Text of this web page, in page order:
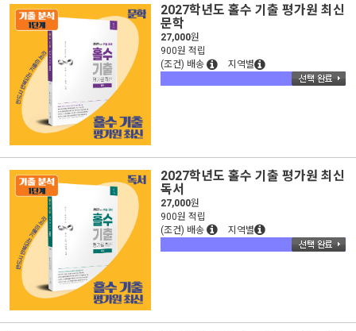
2027학년도 홀수 기출 평가원 최신
문학
27,000원
900원 적립
(조건) 배송
지역별
2027학년도 홀수 기출 평가원 최신
독서
27,000원
900원 적립
(조건) 배송
지역별